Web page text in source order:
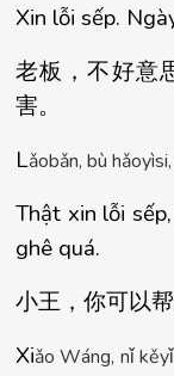
Xin lỗi sếp.
老板，不好意
害。
Lǎobǎn, bù hǎoyì
Thật xin lỗi
ghê quá.
小王，你可以
Xiǎo Wáng, nǐ kěyǐ